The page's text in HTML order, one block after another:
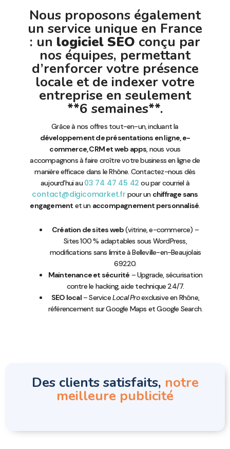
Nous proposons également
un service unique en France
: un logiciel SEO conçu par
nos équipes, permettant
d’renforcer votre présence
locale et de indexer votre
entreprise en seulement
**6 semaines**.
Grâce à nos offres tout-en-un, incluant la
développement de présentations en ligne, e-
commerce, CRM et web apps, nous vous
accompagnons à faire croître votre business en ligne de
manière efficace dans le Rhône. Contactez-nous dès
aujourd’hui au03 74 47 45 42 ou par courriel à
contact@digicomarket.fr pour un chiffrage sans
engagement et un accompagnement personnalisé.
Création de sites web(vitrine, e-commerce) –
Sites 100 % adaptables sous WordPress,
modifications sans limite à Belleville-en-Beaujolais
69220.
Maintenance et sécurité – Upgrade, sécurisation
contre le hacking, aide technique 24/7.
SEO local– ServiceLocal Proexclusive en Rhône,
référencement sur Google Maps et Google Search.
Des clients satisfaits, notre
meilleure publicité